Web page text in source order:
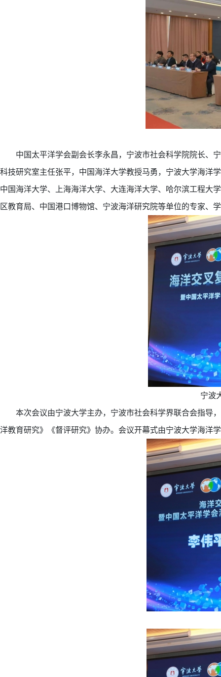
中国太平洋学会副会长李永昌，宁波市社会科学院院长、
科技研究室主任张平，中国海洋大学教授马勇，宁波大学海洋
中国海洋大学、上海海洋大学、大连海洋大学、哈尔滨工程大
区教育局、中国港口博物馆、宁波海洋研究院等单位的专家、
宁波
本次会议由宁波大学主办，宁波市社会科学界联合会指导
洋教育研究》《督评研究》协办。会议开幕式由宁波大学海洋